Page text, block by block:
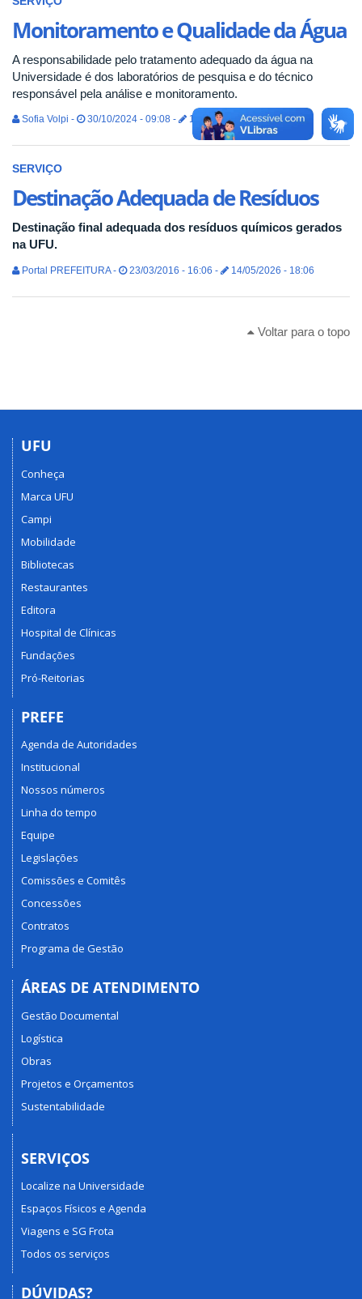
Monitoramento e Qualidade da Água
A responsabilidade pelo tratamento adequado da água na
Universidade é dos laboratórios de pesquisa e do técnico
responsável pela análise e monitoramento.
Sofia Volpi - 30/10/2024 - 09:08 - 12/11/2024 - 08:21
SERVIÇO
Destinação Adequada de Resíduos
Destinação final adequada dos resíduos químicos gerados
na UFU.
Portal PREFEITURA - 23/03/2016 - 16:06 - 14/05/2026 - 18:06
Voltar para o topo
UFU
Conheça
Marca UFU
Campi
Mobilidade
Bibliotecas
Restaurantes
Editora
Hospital de Clínicas
Fundações
Pró-Reitorias
PREFE
Agenda de Autoridades
Institucional
Nossos números
Linha do tempo
Equipe
Legislações
Comissões e Comitês
Concessões
Contratos
Programa de Gestão
ÁREAS DE ATENDIMENTO
Gestão Documental
Logística
Obras
Projetos e Orçamentos
Sustentabilidade
SERVIÇOS
Localize na Universidade
Espaços Físicos e Agenda
Viagens e SG Frota
Todos os serviços
DÚVIDAS?